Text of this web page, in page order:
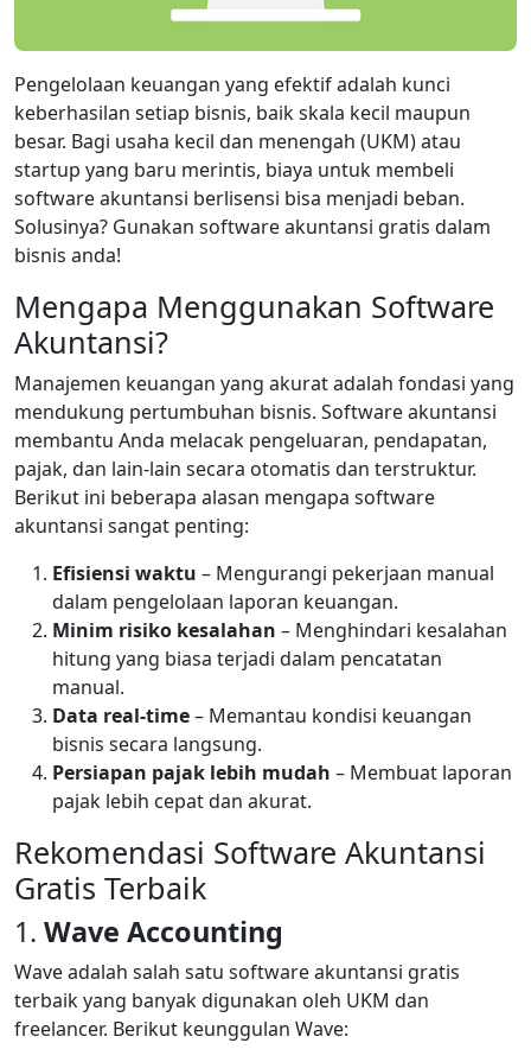
Pengelolaan keuangan yang efektif adalah kunci
keberhasilan setiap bisnis, baik skala kecil maupun
besar. Bagi usaha kecil dan menengah (UKM) atau
startup yang baru merintis, biaya untuk membeli
software akuntansi berlisensi bisa menjadi beban.
Solusinya? Gunakan software akuntansi gratis dalam
bisnis anda!
Mengapa Menggunakan Software
Akuntansi?
Manajemen keuangan yang akurat adalah fondasi yang
mendukung pertumbuhan bisnis. Software akuntansi
membantu Anda melacak pengeluaran, pendapatan,
pajak, dan lain-lain secara otomatis dan terstruktur.
Berikut ini beberapa alasan mengapa software
akuntansi sangat penting:
Efisiensi waktu – Mengurangi pekerjaan manual
dalam pengelolaan laporan keuangan.
Minim risiko kesalahan – Menghindari kesalahan
hitung yang biasa terjadi dalam pencatatan
manual.
Data real-time– Memantau kondisi keuangan
bisnis secara langsung.
Persiapan pajak lebih mudah – Membuat laporan
pajak lebih cepat dan akurat.
Rekomendasi Software Akuntansi
Gratis Terbaik
1. Wave Accounting
Wave adalah salah satu software akuntansi gratis
terbaik yang banyak digunakan oleh UKM dan
freelancer. Berikut keunggulan Wave: